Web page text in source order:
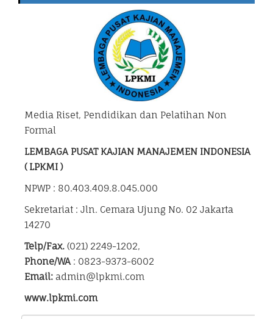
Media Riset, Pendidikan dan Pelatihan Non
Formal
LEMBAGA PUSAT KAJIAN MANAJEMEN INDONESIA
( LPKMI )
NPWP : 80.403.409.8.045.000
Sekretariat : Jln. Cemara Ujung No. 02 Jakarta
14270
Telp/Fax. (021) 2249-1202,
Phone/WA: 0823-9373-6002
Email: admin@lpkmi.com
www.lpkmi.com